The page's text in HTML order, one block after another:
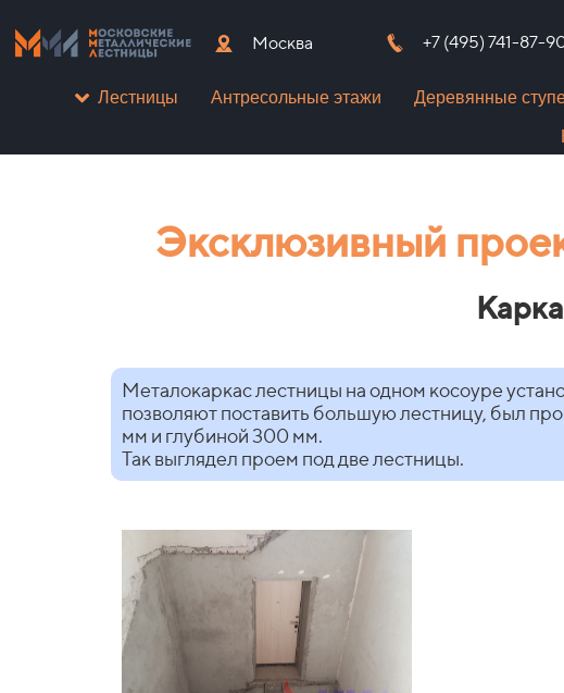
Москва +7 (495) 741-87-
Лестницы Антресольные этажи Деревянные
Эксклюзивный
Металокаркас лестницы на одном косоуре
позволяют поставить большую лестницу, был
мм и глубиной 300 мм.
Так выглядел проем под две лестницы.